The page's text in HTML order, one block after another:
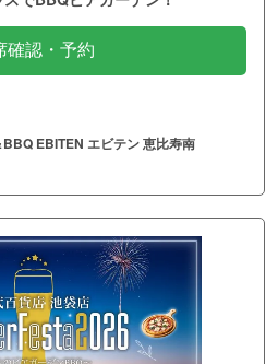
確認・予約
EBITEN エビテン 恵比寿南